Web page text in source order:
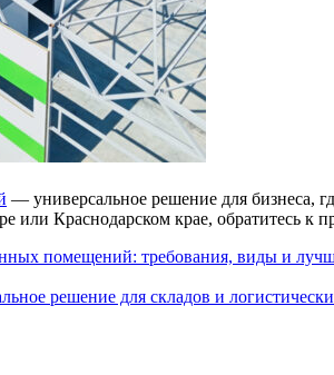
— универсальное решение для бизнеса,
или Краснодарском крае, обратитесь
помещений: требования, виды и
решение для складов и